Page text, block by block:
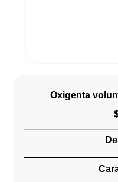
Oxigenta